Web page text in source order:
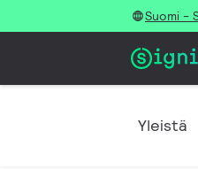
Suomi -
Yleistä